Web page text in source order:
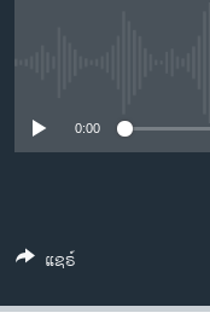
ຊີວິດຊາວລາວ
ທຸລະກິດ
ພາສາອັງກິດ
0:00
ແຊຣ໌